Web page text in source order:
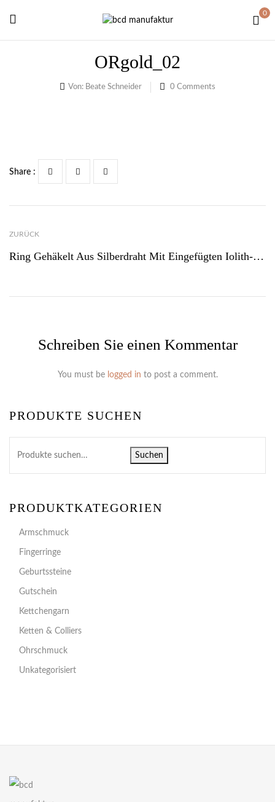
0
ORgold_02
Von: Beate Schneider 0 Comments
PRODUKTE SUCHEN
Suchen
PRODUKTKATEGORIEN
Armschmuck
Fingerringe
Geburtssteine
Gutschein
Kettchengarn
Ketten & Colliers
Ohrschmuck
Unkategorisiert
Share :
ZURÜCK
Ring Gehäkelt Aus Silberdraht Mit Eingefügten Iolith-Steinen
Schreiben Sie einen Kommentar
You must be logged in to post a comment.